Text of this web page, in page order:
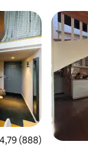
de uma avaliação
4,79 (888)